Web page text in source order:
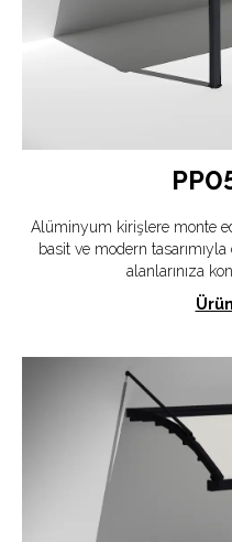
Alüminyum kirişlere monte
basit ve modern
alanlarınıza